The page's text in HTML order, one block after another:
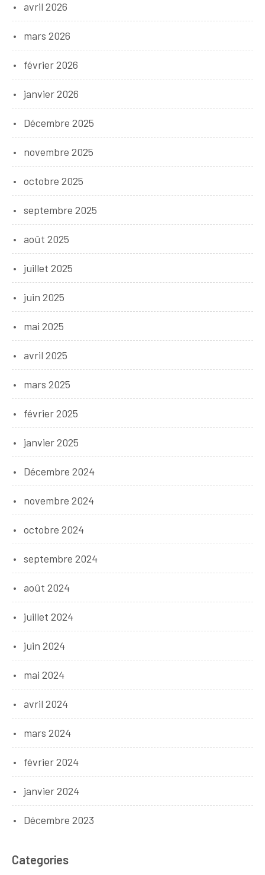
avril 2026
mars 2026
février 2026
janvier 2026
Décembre 2025
novembre 2025
octobre 2025
septembre 2025
août 2025
juillet 2025
juin 2025
mai 2025
avril 2025
mars 2025
février 2025
janvier 2025
Décembre 2024
novembre 2024
octobre 2024
septembre 2024
août 2024
juillet 2024
juin 2024
mai 2024
avril 2024
mars 2024
février 2024
janvier 2024
Décembre 2023
Categories